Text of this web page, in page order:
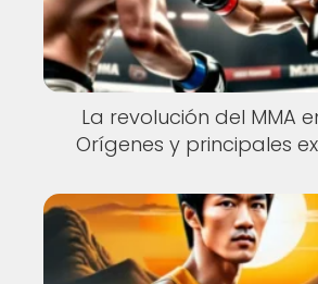
La revolución del MMA
Orígenes y principales